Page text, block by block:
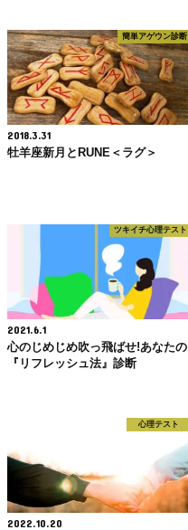
簡単アゲウン診断
2018.3.31
牡羊座新月とRUNE＜ラグ＞
ツキイチ心理テスト
2021.6.1
心のじめじめ吹っ飛ばせ!あなたの
『リフレッシュ法』診断
心理テスト
2022.10.20